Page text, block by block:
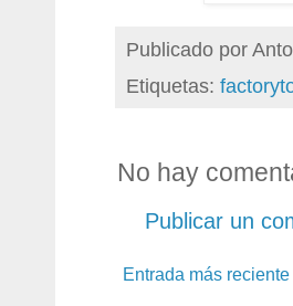
Publicado por
Etiquetas:
No hay
Publicar un
Entrada más reciente